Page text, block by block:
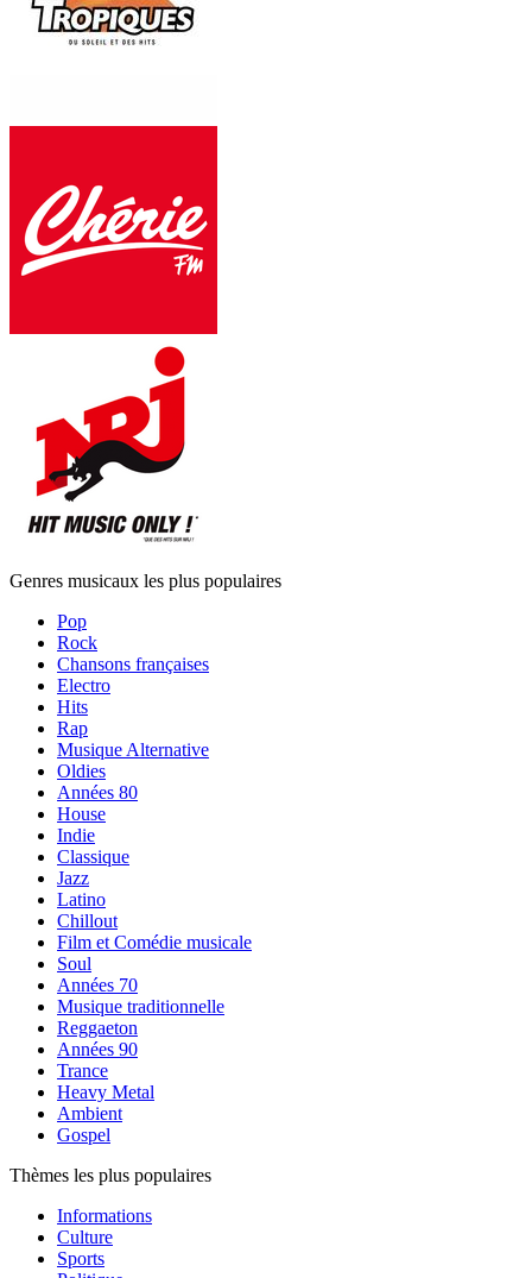
Genres musicaux les plus populaires
Pop
Rock
Chansons françaises
Electro
Hits
Rap
Musique Alternative
Oldies
Années 80
House
Indie
Classique
Jazz
Latino
Chillout
Film et Comédie musicale
Soul
Années 70
Musique traditionnelle
Reggaeton
Années 90
Trance
Heavy Metal
Ambient
Gospel
Thèmes les plus populaires
Informations
Culture
Sports